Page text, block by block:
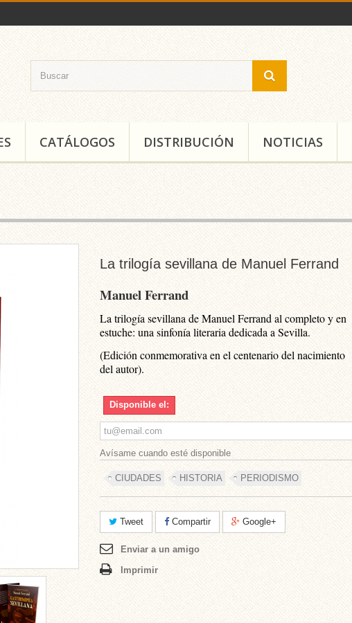
CATÁLOGOS DISTRIBUCIÓN NOTICIAS
La trilogía sevillana de Manuel Ferrand
Manuel Ferrand
La trilogía sevillana de Manuel Ferrand al completo y en
estuche: una sinfonía literaria dedicada a Sevilla.
(Edición conmemorativa en el centenario del nacimiento
del autor).
Disponible el:
Avísame cuando esté disponible
CIUDADES HISTORIA PERIODISMO
Tweet Compartir Google+
Enviar a un amigo
Imprimir